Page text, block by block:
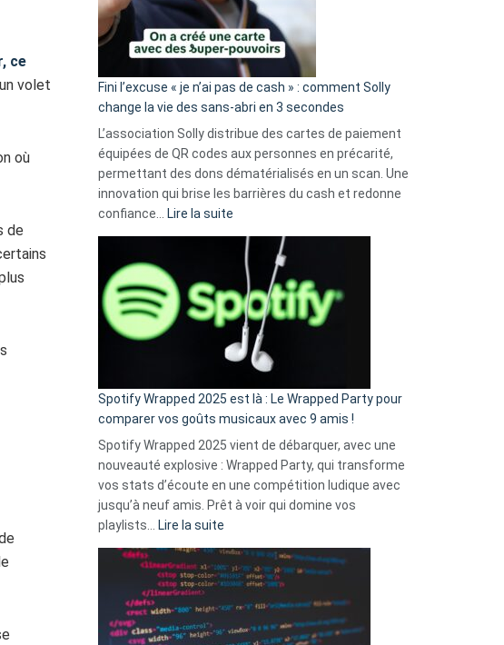
ce
volet
où
de
Fini l’excuse « je n’ai pas de cash » : comment Solly
change la vie des sans-abri en 3 secondes
L’association Solly distribue des cartes de paiement
équipées de QR codes aux personnes en précarité,
permettant des dons dématérialisés en un scan. Une
innovation qui brise les barrières du cash et redonne
confiance… Lire la suite
Fini
l’excuse
je
n’ai
pas
de
cash
»
Solly
change
la
vie
sans-
abri
en
3
secondes
Spotify Wrapped 2025 est là : Le Wrapped Party pour
comparer vos goûts musicaux avec 9 amis !
Spotify Wrapped 2025 vient de débarquer, avec une
nouveauté explosive : Wrapped Party, qui transforme
vos stats d’écoute en une compétition ludique avec
jusqu’à neuf amis. Prêt à voir qui domine vos
playlists… Lire la suite
Spotify
Wrapped
2025
est